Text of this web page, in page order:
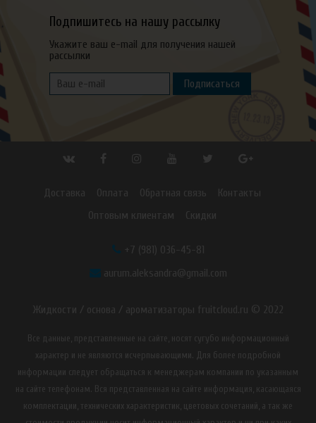
Подпишитесь на нашу рассылку
Укажите ваш e-mail для получения нашей
рассылки
Подписаться
Доставка Оплата Обратная связь
Контакты
Оптовым клиентам
Скидки
+7 (981) 036-45-81
aurum.aleksandra@gmail.com
Жидкости / основа / ароматизаторы fruitcloud.ru © 2022
Все данные, представленные на сайте, носят сугубо информационный
характер и не являются исчерпывающими. Для более подробной
информации следует обращаться к менеджерам компании по указанным
на сайте телефонам. Вся представленная на сайте информация, касающаяся
комплектации, технических характеристик, цветовых сочетаний, а так же